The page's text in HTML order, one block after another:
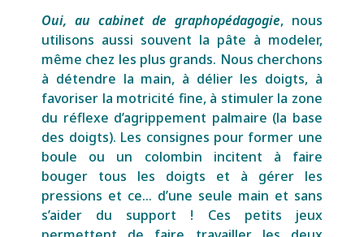
Oui, au cabinet de graphopédagogie, nous
utilisons aussi souvent la pâte à modeler,
même chez les plus grands. Nous cherchons
à détendre la main, à délier les doigts, à
favoriser la motricité fine, à stimuler la zone
du réflexe d’agrippement palmaire (la base
des doigts). Les consignes pour former une
boule ou un colombin incitent à faire
bouger tous les doigts et à gérer les
pressions et ce… d’une seule main et sans
s’aider du support ! Ces petits jeux